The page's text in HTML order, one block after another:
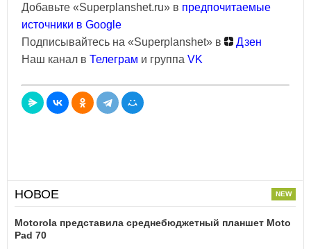
Добавьте «Superplanshet.ru» в предпочитаемые
источники в Google
Подписывайтесь на «Superplanshet» в
Дзен
Наш канал в Телеграм и группа VK
НОВОЕ
Motorola представила среднебюджетный планшет Moto
Pad 70